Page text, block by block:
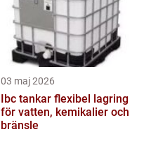
03 maj 2026
Ibc tankar flexibel lagring
för vatten, kemikalier och
bränsle